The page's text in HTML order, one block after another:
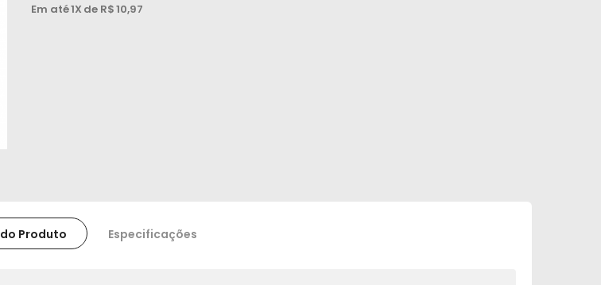
Em até1X de R$10,97
Produto Especificações